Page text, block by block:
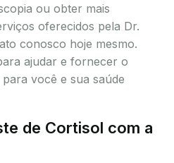
ou obter mais
oferecidos pela Dr.
conosco hoje mesmo.
ajudar e fornecer o
você e sua saúde
de Cortisol com a